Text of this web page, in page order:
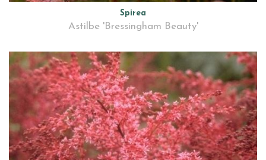
Spirea
Astilbe 'Bressingham Beauty'